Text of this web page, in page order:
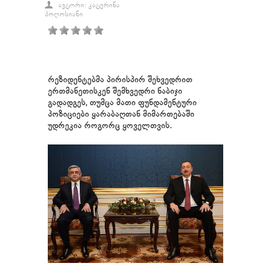
ᲐᲕᲢᲝᲠᲘ: ᲙᲐᲢᲔᲠᲘᲜᲐ
ᲞᲝᲦᲝᲡᲘᲐᲜᲘ
რეზიდენტებმა პირისპირ შეხვედრით
ერთმანეთისკენ შემხვედრი ნაბიჯი
გადადგეს, თუმცა მათი ფუნდამენტური
პოზიციები ყარაბაღთან მიმართებაში
უდრეკია როგორც ყოველთვის.